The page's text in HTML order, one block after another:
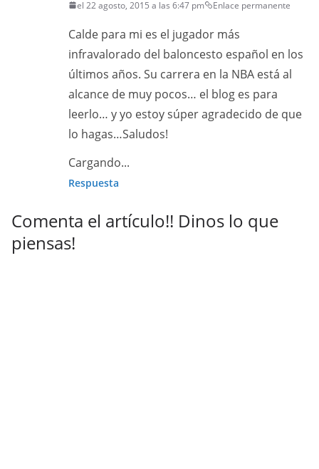
el 22 agosto, 2015 a las 6:47 pm Enlace permanente
Calde para mi es el jugador más
infravalorado del baloncesto español en los
últimos años. Su carrera en la NBA está al
alcance de muy pocos… el blog es para
leerlo… y yo estoy súper agradecido de que
lo hagas…Saludos!
Cargando...
Respuesta
Comenta el artículo!! Dinos lo que
piensas!